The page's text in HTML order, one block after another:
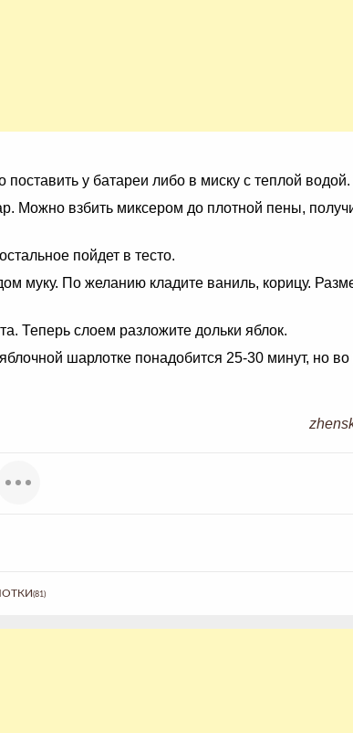
у батареи либо в миску с теплой водой.
Можно взбить миксером до плотной пены,
пойдет в тесто.
муку. По желанию кладите ваниль, корицу.
Теперь слоем разложите дольки яблок.
шарлотке понадобится 25-30 минут, но
(81)